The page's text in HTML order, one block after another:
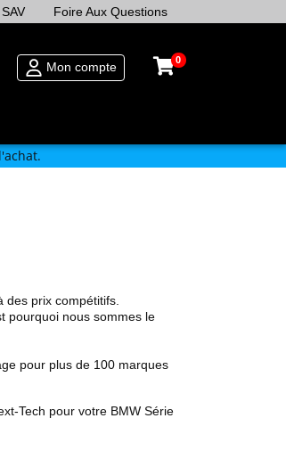
Foire Aux Questions
Mon compte 0
des prix compétitifs.
pourquoi nous sommes le
pour plus de 100 marques
Tech pour votre BMW Série